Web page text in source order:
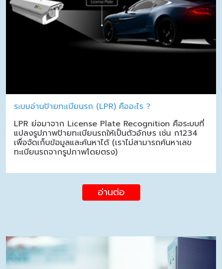
ระบบอ่านป้ายทะเบียนรถ (LPR) คืออะไร ?
LPR ย่อมาจาก License Plate Recognition คือระบบที่
แปลงรูปภาพป้ายทะเบียนรถให้เป็นตัวอักษร เช่น ก1234
เพื่อจัดเก็บข้อมูลและค้นหาได้ (เราไม่สามารถค้นหาเลข
ทะเบียนรถจากรูปภาพโดยตรง)
อ่านต่อ